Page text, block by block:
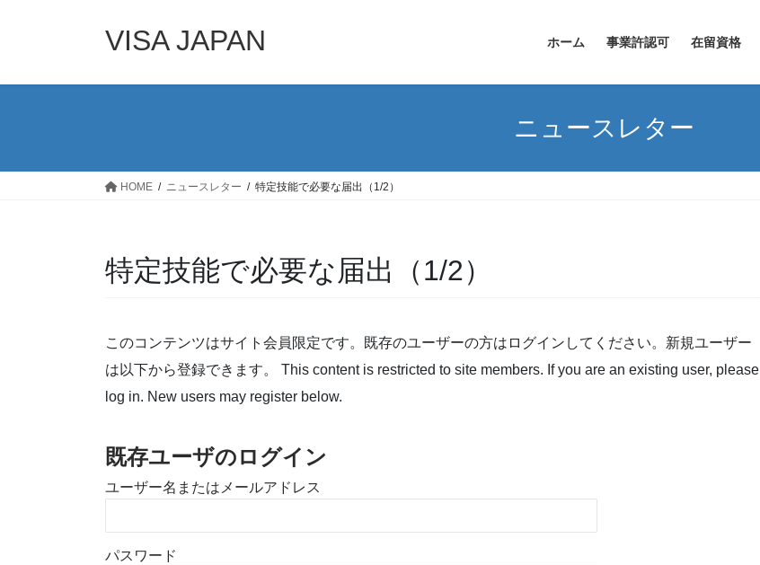
VISA JAPAN ホーム 事業許認可 在留資格
ニュースレター
HOME ニュースレター 特定技能で必要な届出（1/2）
特定技能で必要な届出（1/2）
このコンテンツはサイト会員限定です。既存のユーザーの方はログインしてください。新規ユーザー
は以下から登録できます。 This content is restricted to site members. If you are an existing user, please
log in. New users may register below.
既存ユーザのログイン
ユーザー名またはメールアドレス
パスワード